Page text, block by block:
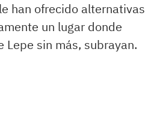
han ofrecido alternativas
un lugar donde
Lepe sin más, subrayan.